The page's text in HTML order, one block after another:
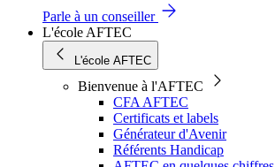
Parle à un conseiller
L'école AFTEC
L'école AFTEC
Bienvenue à l'AFTEC
CFA AFTEC
Certificats et labels
Générateur d'Avenir
Référents Handicap